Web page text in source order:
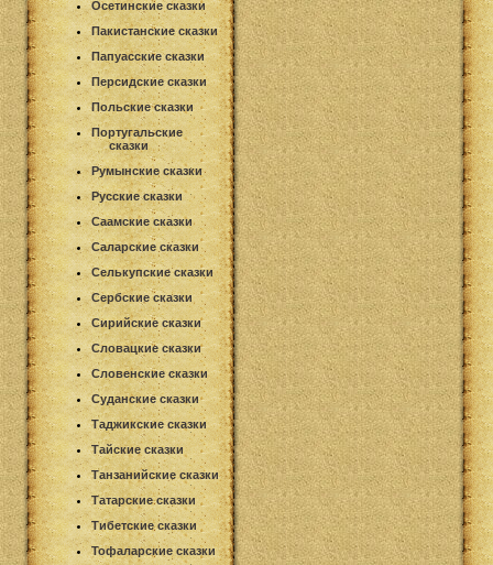
Осетинские сказки
Пакистанские сказки
Папуасские сказки
Персидские сказки
Польские сказки
Португальские
сказки
Румынские сказки
Русские сказки
Саамские сказки
Саларские сказки
Селькупские сказки
Сербские сказки
Сирийские сказки
Словацкие сказки
Словенские сказки
Суданские сказки
Таджикские сказки
Тайские сказки
Танзанийские сказки
Татарские сказки
Тибетские сказки
Тофаларские сказки